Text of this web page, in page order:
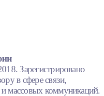
Зарегистрировано
в сфере связи,
массовых коммуникаций.